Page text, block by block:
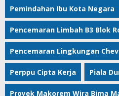
Pemindahan Ibu Kota Negara
Pencemaran Limbah B3 Blok
Pencemaran Lingkungan
Perppu Cipta Kerja Piala
Proyek Makorem Wira Bima